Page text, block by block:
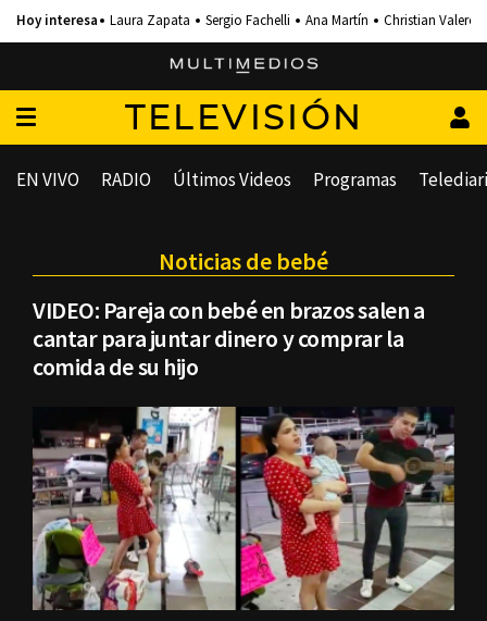
Laura Zapata Sergio Fachelli Ana Martín Christian Valero
TELEVISIÓN
EN VIVO RADIO Últimos Videos Programas
Noticias de bebé
VIDEO: Pareja con bebé en brazos salen a
cantar para juntar dinero y comprar la
comida de su hijo